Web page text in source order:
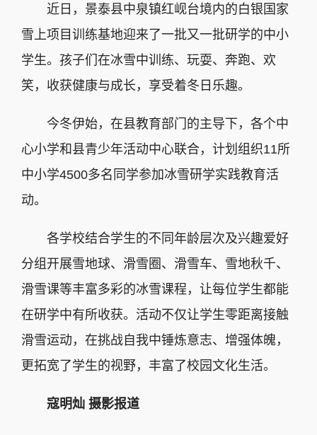
近日，景泰县中泉镇红岘台境内的白银国家
雪上项目训练基地迎来了一批又一批研学的中小
学生。孩子们在冰雪中训练、玩耍、奔跑、欢
笑，收获健康与成长，享受着冬日乐趣。
今冬伊始，在县教育部门的主导下，各个中
心小学和县青少年活动中心联合，计划组织11所
中小学4500多名同学参加冰雪研学实践教育活
动。
各学校结合学生的不同年龄层次及兴趣爱好
分组开展雪地球、滑雪圈、滑雪车、雪地秋千、
滑雪课等丰富多彩的冰雪课程，让每位学生都能
在研学中有所收获。活动不仅让学生零距离接触
滑雪运动，在挑战自我中锤炼意志、增强体魄，
更拓宽了学生的视野，丰富了校园文化生活。
寇明灿 摄影报道